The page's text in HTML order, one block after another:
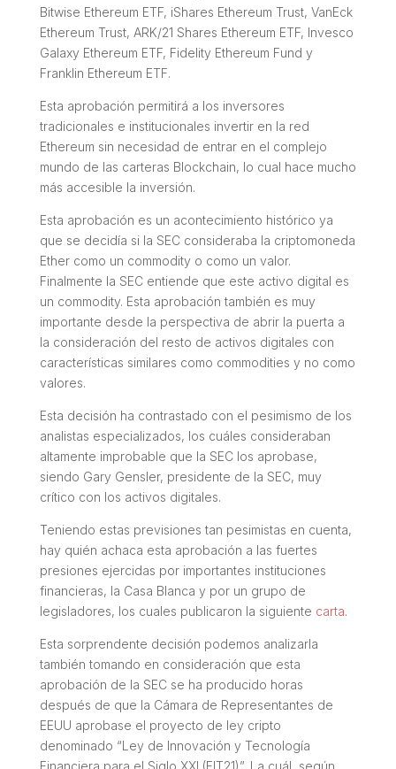
Bitwise Ethereum ETF, iShares Ethereum Trust, VanEck
Ethereum Trust, ARK/21 Shares Ethereum ETF, Invesco
Galaxy Ethereum ETF, Fidelity Ethereum Fund y
Franklin Ethereum ETF.
Esta aprobación permitirá a los inversores
tradicionales e institucionales invertir en la red
Ethereum sin necesidad de entrar en el complejo
mundo de las carteras Blockchain, lo cual hace mucho
más accesible la inversión.
Esta aprobación es un acontecimiento histórico ya
que se decidía si la SEC consideraba la criptomoneda
Ether como un commodity o como un valor.
Finalmente la SEC entiende que este activo digital es
un commodity. Esta aprobación también es muy
importante desde la perspectiva de abrir la puerta a
la consideración del resto de activos digitales con
características similares como commodities y no como
valores.
Esta decisión ha contrastado con el pesimismo de los
analistas especializados, los cuáles consideraban
altamente improbable que la SEC los aprobase,
siendo Gary Gensler, presidente de la SEC, muy
crítico con los activos digitales.
Teniendo estas previsiones tan pesimistas en cuenta,
hay quién achaca esta aprobación a las fuertes
presiones ejercidas por importantes instituciones
financieras, la Casa Blanca y por un grupo de
legisladores, los cuales publicaron la siguiente carta.
Esta sorprendente decisión podemos analizarla
también tomando en consideración que esta
aprobación de la SEC se ha producido horas
después de que la Cámara de Representantes de
EEUU aprobase el proyecto de ley cripto
denominado “Ley de Innovación y Tecnología
Financiera para el Siglo XXI (FIT21)”. La cuál, según